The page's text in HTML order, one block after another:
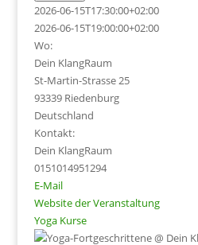
2026-06-15T17:30:00+02:00
2026-06-15T19:00:00+02:00
Wo:
Dein KlangRaum
St-Martin-Strasse 25
93339 Riedenburg
Deutschland
Kontakt:
Dein KlangRaum
0151014951294
E-Mail
Website der Veranstaltung
Yoga Kurse